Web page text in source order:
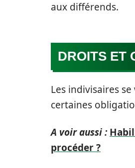
aux différends.
DROITS ET
Les indivisaires
certaines
A voir aussi :
procéder ?